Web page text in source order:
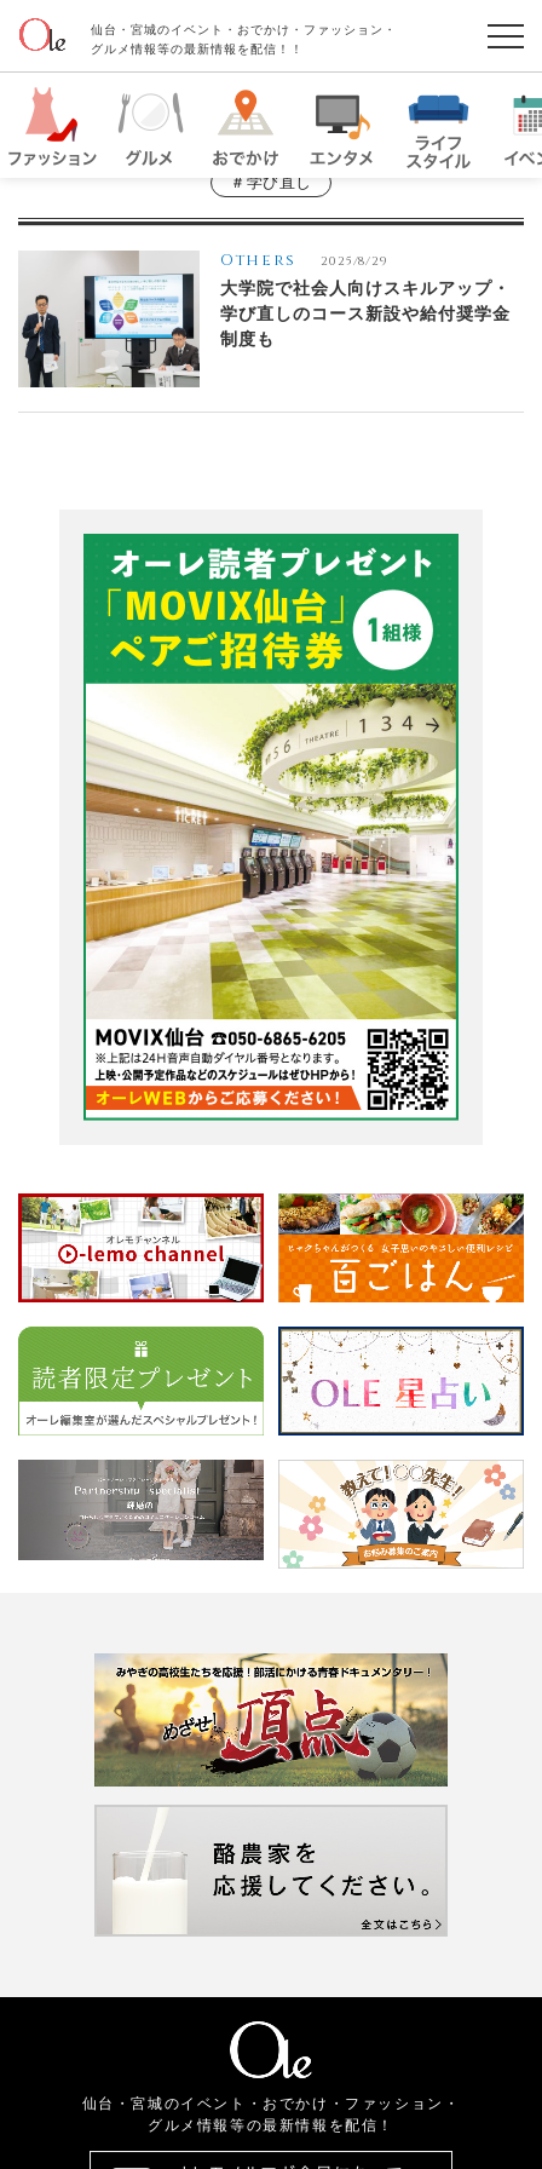
仙台・宮城のイベント・おでかけ・ファッション・
グルメ情報等の最新情報を配信！！
＃学び直し
Others 2025/8/29
大学院で社会人向けスキルアップ・
学び直しのコース新設や給付奨学金
制度も
仙台・宮城のイベント・おでかけ・ファッション・
グルメ情報等の最新情報を配信！